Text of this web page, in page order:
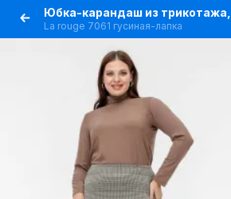
La rouge 7061 гусиная-лапка